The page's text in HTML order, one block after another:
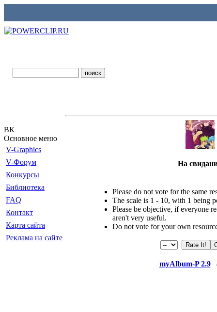
ВК
Основное меню
V-Graphics
V-Форум
Конкурсы
Библиотека
FAQ
Контакт
Карта сайта
Реклама на сайте
На
Please do not vote for the same
The scale is 1 - 10, with 1 being
Please be objective, if everyone
aren't very useful.
Do not vote for your own
myAlbum-P 2.9